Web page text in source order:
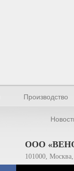
Производство
ООО
101000,